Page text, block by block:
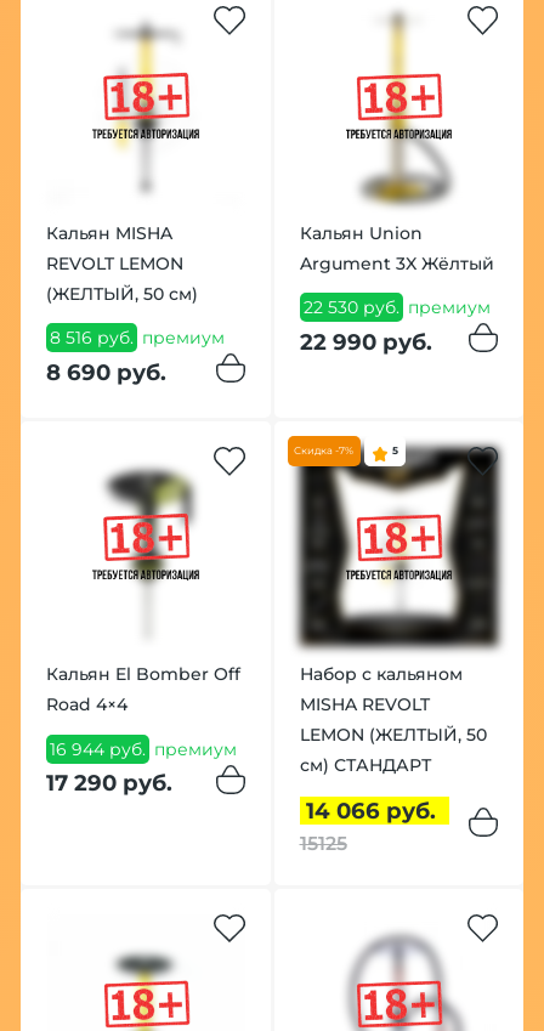
Кальян MISHA
REVOLT LEMON
(ЖЕЛТЫЙ, 50 см)
8 516 руб. премиум
8 690 руб.
Кальян Union
Argument 3X Жёлтый
22 530 руб. премиум
22 990 руб.
Кальян El Bomber Off
Road 4×4
16 944 руб. премиум
17 290 руб.
Скидка -7% 5
Набор с кальяном
MISHA REVOLT
LEMON (ЖЕЛТЫЙ, 50
см) СТАНДАРТ
14 066 руб.
15125